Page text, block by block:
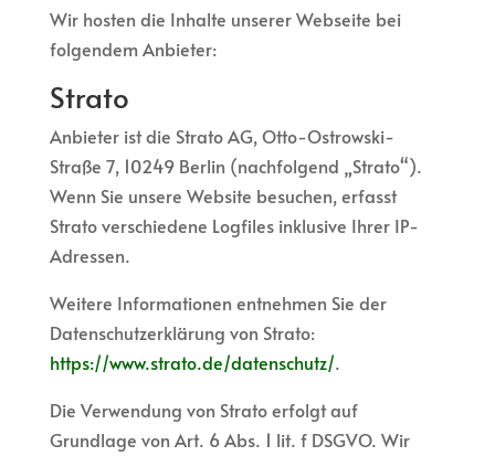
Wir hosten die Inhalte unserer Webseite bei
folgendem Anbieter:
Strato
Anbieter ist die Strato AG, Otto-Ostrowski-
Straße 7, 10249 Berlin (nachfolgend „Strato“).
Wenn Sie unsere Website besuchen, erfasst
Strato verschiedene Logfiles inklusive Ihrer IP-
Adressen.
Weitere Informationen entnehmen Sie der
Datenschutzerklärung von Strato:
https://www.strato.de/datenschutz/.
Die Verwendung von Strato erfolgt auf
Grundlage von Art. 6 Abs. 1 lit. f DSGVO. Wir